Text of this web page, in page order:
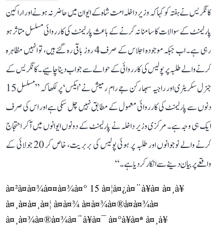
کانگریس نے ہفتہ کو کہا کہ وزیر داخلہ امت شاہ کے ایوان میں حاضر نہ ہونے اور اراکین
پارلیمنٹ کے سوالات کا سامنا نہ کرنے کے باعث پارلیمنٹ کی کارروائی مسلسل متاثر ہو
رہی ہے۔ اب جبکہ موجودہ اجلاس کے صرف 4 روز باقی رہ گئے ہیں، تو انہیں مظاہرہ
کرنے والے طلبہ پر پولیس کی کارروائی کے حوالے سے جواب دینا چاہیے۔ کانگریس کے
جنرل سکریٹری اور راجیہ سبھا رکن جے رام رمیش نے ’ایکس‘ پر لکھا کہ ’’مسلسل 15
دنوں سے پارلیمنٹ کی کارروائی معمول کے مطابق نہیں چل سکی ہے اور اس کی صرف
ایک ہی وجہ ہے۔ مرکزی وزیر داخلہ نے پارلیمنٹ کے دونوں ایوانوں میں آکر احتجاج
کرنے والے نوجوانوں اور طلبہ پر ہوئی پولیس کی بربریت، خاص کر 20 جولائی کے
واقعے پر بیان دینے سے انکار کر دیا ہے۔‘‘
à¤²à¤à¤¾à¤¤à¤¾à¤° 15 à¤¦à¤¿à¤¨à¥à¤ à¤¸à¥
à¤¸à¤à¤¸à¤¦ à¤à¤¾ à¤à¤¾à¤®à¤à¤¾à¤
à¤¸à¤¾à¤®à¤¾à¤¨à¥à¤¯ à¤°à¥à¤ª à¤¸à¥